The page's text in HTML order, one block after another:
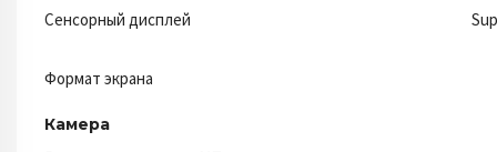
Сенсорный дисплей
Формат экрана
Камера